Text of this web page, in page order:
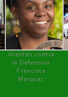
Atentan contra
la Defensora
Francisca
Márquez